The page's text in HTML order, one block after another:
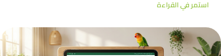
استمر في القراءة